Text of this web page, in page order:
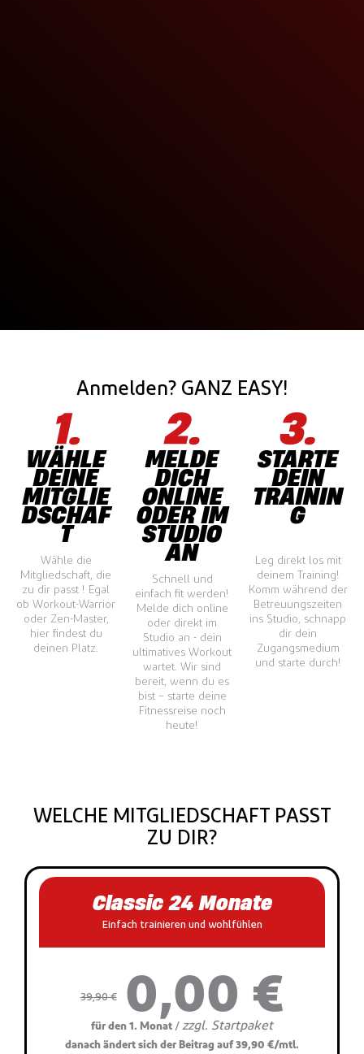
Anmelden? GANZ EASY!
WÄHLE
DEINE
MITGLIE
DSCHAF
T
Wähle die
Mitgliedschaft, die
zu dir passt ! Egal
ob Workout-Warrior
oder Zen-Master,
hier findest du
deinen Platz.
MELDE
DICH
ONLINE
ODER IM
STUDIO
AN
Schnell und
einfach fit werden!
Melde dich online
oder direkt im
Studio an - dein
ultimatives Workout
wartet. Wir sind
bereit, wenn du es
bist – starte deine
Fitnessreise noch
heute!
STARTE
DEIN
TRAININ
G
Leg direkt los mit
deinem Training!
Komm während der
Betreuungszeiten
ins Studio, schnapp
dir dein
Zugangsmedium
und starte durch!
WELCHE MITGLIEDSCHAFT PASST
ZU DIR?
Classic 24 Monate
Einfach trainieren und wohlfühlen
39,90 € 0,00 €
für den 1. Monat / zzgl. Startpaket
danach ändert sich der Beitrag auf 39,90 €/mtl.